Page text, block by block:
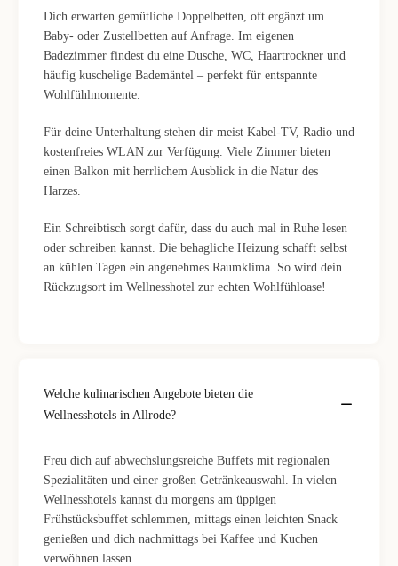
Dich erwarten gemütliche Doppelbetten, oft ergänzt um
Baby- oder Zustellbetten auf Anfrage. Im eigenen
Badezimmer findest du eine Dusche, WC, Haartrockner und
häufig kuschelige Bademäntel – perfekt für entspannte
Wohlfühlmomente.
Für deine Unterhaltung stehen dir meist Kabel-TV, Radio und
kostenfreies WLAN zur Verfügung. Viele Zimmer bieten
einen Balkon mit herrlichem Ausblick in die Natur des
Harzes.
Ein Schreibtisch sorgt dafür, dass du auch mal in Ruhe lesen
oder schreiben kannst. Die behagliche Heizung schafft selbst
an kühlen Tagen ein angenehmes Raumklima. So wird dein
Rückzugsort im Wellnesshotel zur echten Wohlfühloase!
Welche kulinarischen Angebote bieten die
Wellnesshotels in Allrode?
Freu dich auf abwechslungsreiche Buffets mit regionalen
Spezialitäten und einer großen Getränkeauswahl. In vielen
Wellnesshotels kannst du morgens am üppigen
Frühstücksbuffet schlemmen, mittags einen leichten Snack
genießen und dich nachmittags bei Kaffee und Kuchen
verwöhnen lassen.